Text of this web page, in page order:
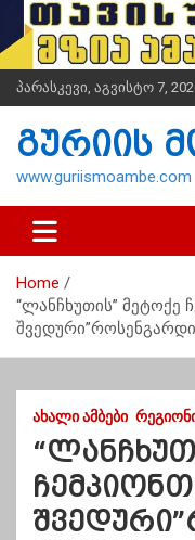
i
t
n
პარასკევი, აგვისტო 7,
გურიის
www.guriismoambe.com
Home
“ლანჩხუთის” მეტოქე
ᲐᲮᲐᲚᲘ ᲐᲛᲑᲔᲑᲘ